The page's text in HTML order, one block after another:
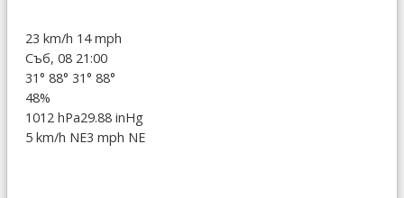
23 km/h 14 mph
Съб, 08 21:00
31° 88° 31° 88°
48%
1012 hPa29.88 inHg
5 km/h NE3 mph NE